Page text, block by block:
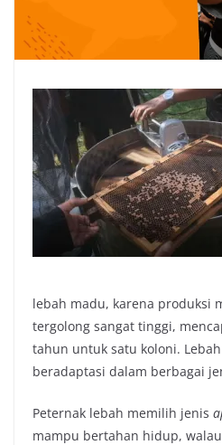
lebah madu, karena produksi
tergolong sangat tinggi,
tahun untuk satu koloni.
beradaptasi dalam berbagai
Peternak lebah memilih jenis
mampu bertahan hidup,